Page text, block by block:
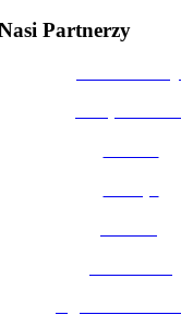
Partnerzy